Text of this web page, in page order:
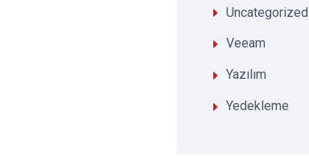
Uncategorized
Veeam
Yazılım
Yedekleme